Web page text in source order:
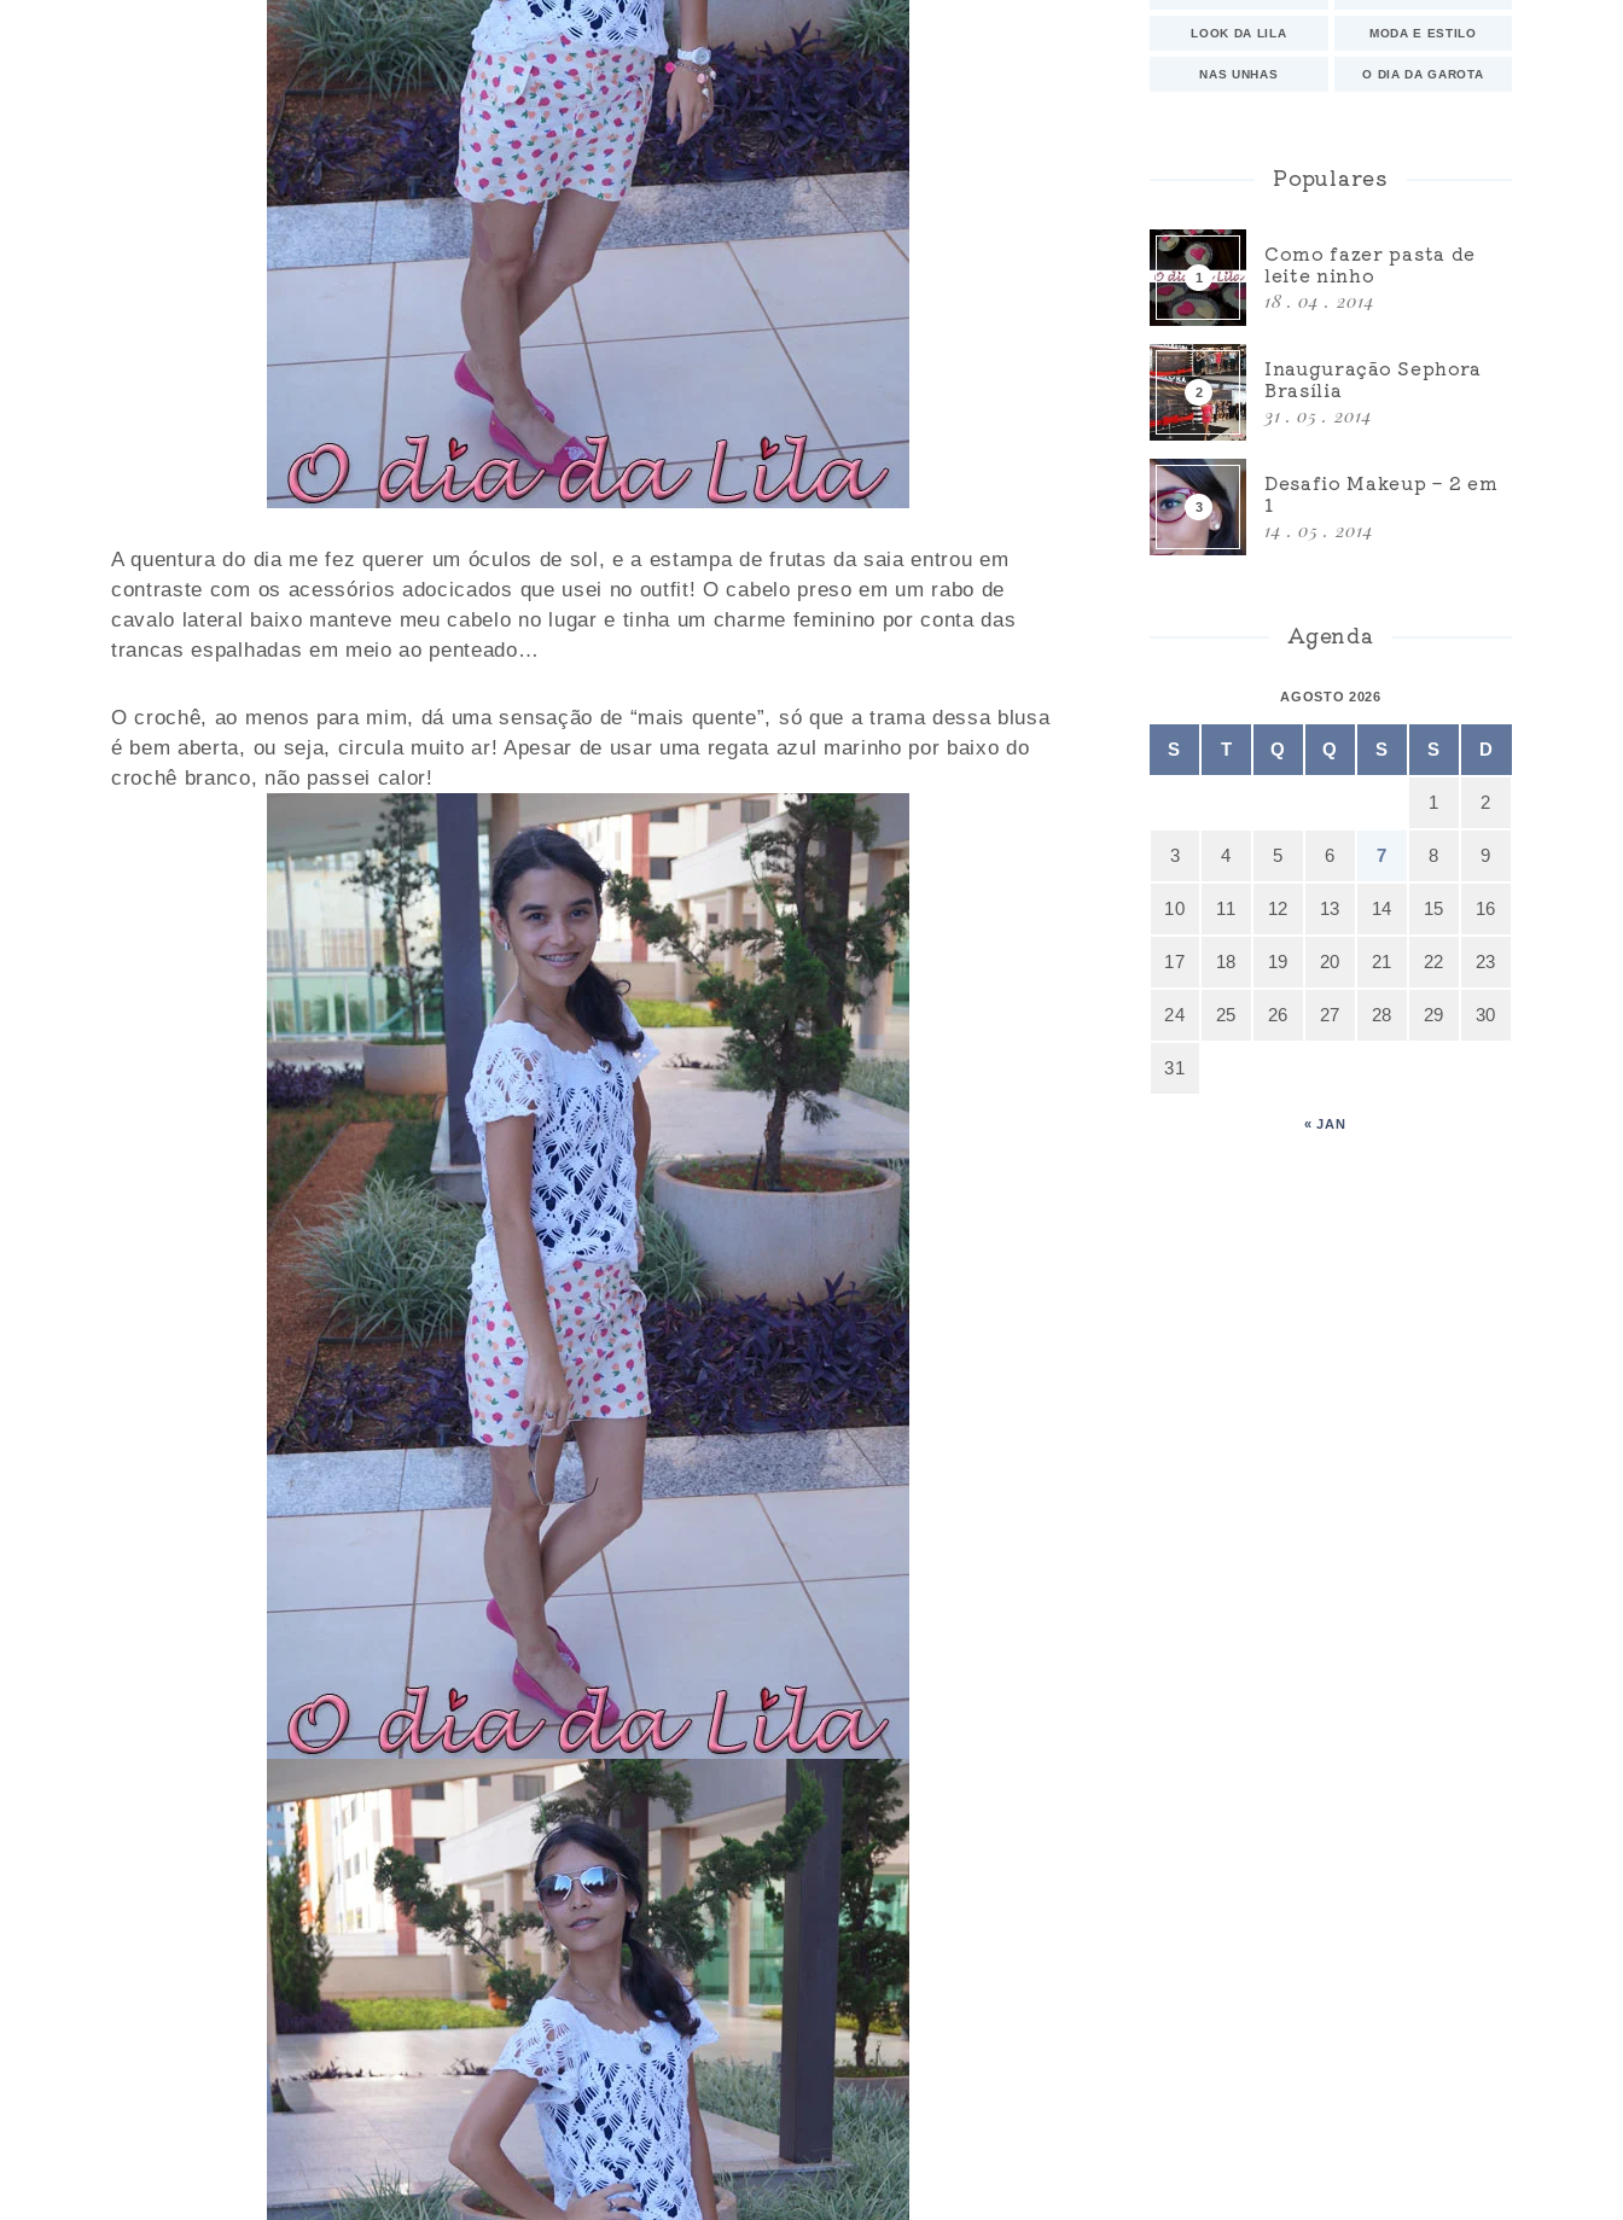
A quentura do dia me fez querer um óculos de sol, e a estampa de frutas da saia entrou em
contraste com os acessórios adocicados que usei no outfit! O cabelo preso em um rabo de
cavalo lateral baixo manteve meu cabelo no lugar e tinha um charme feminino por conta das
trancas espalhadas em meio ao penteado…
O crochê, ao menos para mim, dá uma sensação de “mais quente”, só que a trama dessa blusa
é bem aberta, ou seja, circula muito ar! Apesar de usar uma regata azul marinho por baixo do
crochê branco, não passei calor!
LOOK DA LILA MODA E ESTILO
NAS UNHAS O DIA DA GAROTA
Populares
Como fazer pasta de
leite ninho
18 . 04 . 2014
Inauguração Sephora
Brasília
31 . 05 . 2014
Desafio Makeup – 2 em
1
14 . 05 . 2014
Agenda
AGOSTO 2026
S T Q Q S S D
1 2
3 4 5 6 7 8 9
10 11 12 13 14 15 16
17 18 19 20 21 22 23
24 25 26 27 28 29 30
31
« JAN